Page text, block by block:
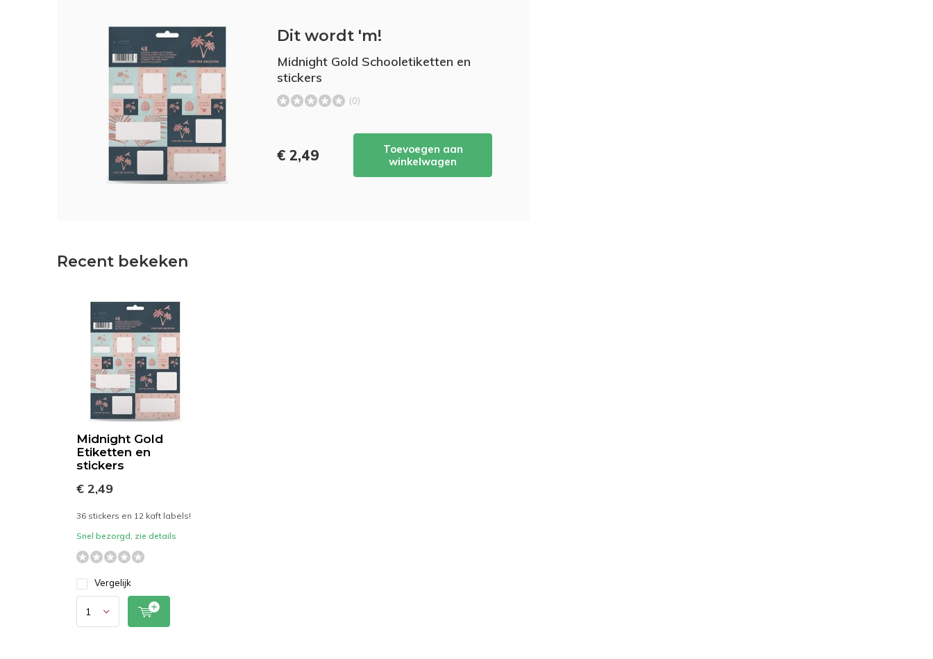
Dit wordt 'm!
Midnight Gold Schooletiketten en
stickers
(0)
€ 2,49
Toevoegen aan
winkelwagen
Recent bekeken
Midnight Gold
Etiketten en
stickers
€ 2,49
36 stickers en 12 kaft labels!
Snel bezorgd, zie details
Vergelijk